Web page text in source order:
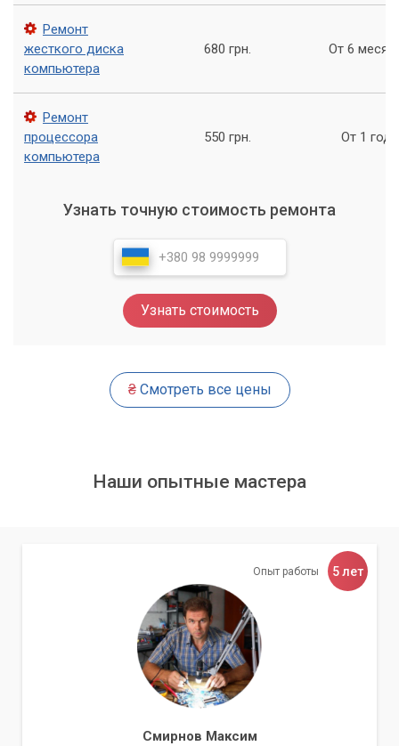
Мы готовы помочь вам решить проблему и вернуть
работоспособность вашего компьютера.
Наш сервисный центр «Компьютерный Мастер» всегда
готов помочь вам в решении проблем с компьютером.
Обращайтесь к нам, и мы поможем вам вернуть
работоспособность вашего компьютера!
Ремонт
жесткого диска
компьютера
680 грн. От 6
Ремонт
процессора
компьютера
550 грн. От 1 года
Узнать точную стоимость ремонта
Узнать стоимость
₴Смотреть все цены
Наши опытные мастера
Опыт работы 5 лет
Смирнов Максим